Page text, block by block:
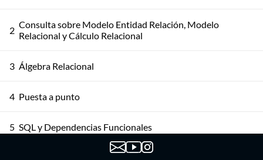
2 Consulta sobre Modelo Entidad Relación, Modelo
Relacional y Cálculo Relacional
3 Álgebra Relacional
4 Puesta a punto
5 SQL y Dependencias Funcionales